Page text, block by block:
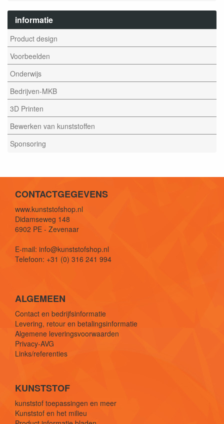
informatie
Product design
Voorbeelden
Onderwijs
Bedrijven-MKB
3D Printen
Bewerken van kunststoffen
Sponsoring
CONTACTGEGEVENS
www.kunststofshop.nl
Didamseweg 148
6902 PE - Zevenaar
E-mail: info@kunststofshop.nl
Telefoon: +31 (0) 316 241 994
ALGEMEEN
Contact en bedrijfsinformatie
Levering, retour en betalingsinformatie
Algemene leveringsvoorwaarden
Privacy-AVG
Links/referenties
KUNSTSTOF
kunststof toepassingen en meer
Kunststof en het milieu